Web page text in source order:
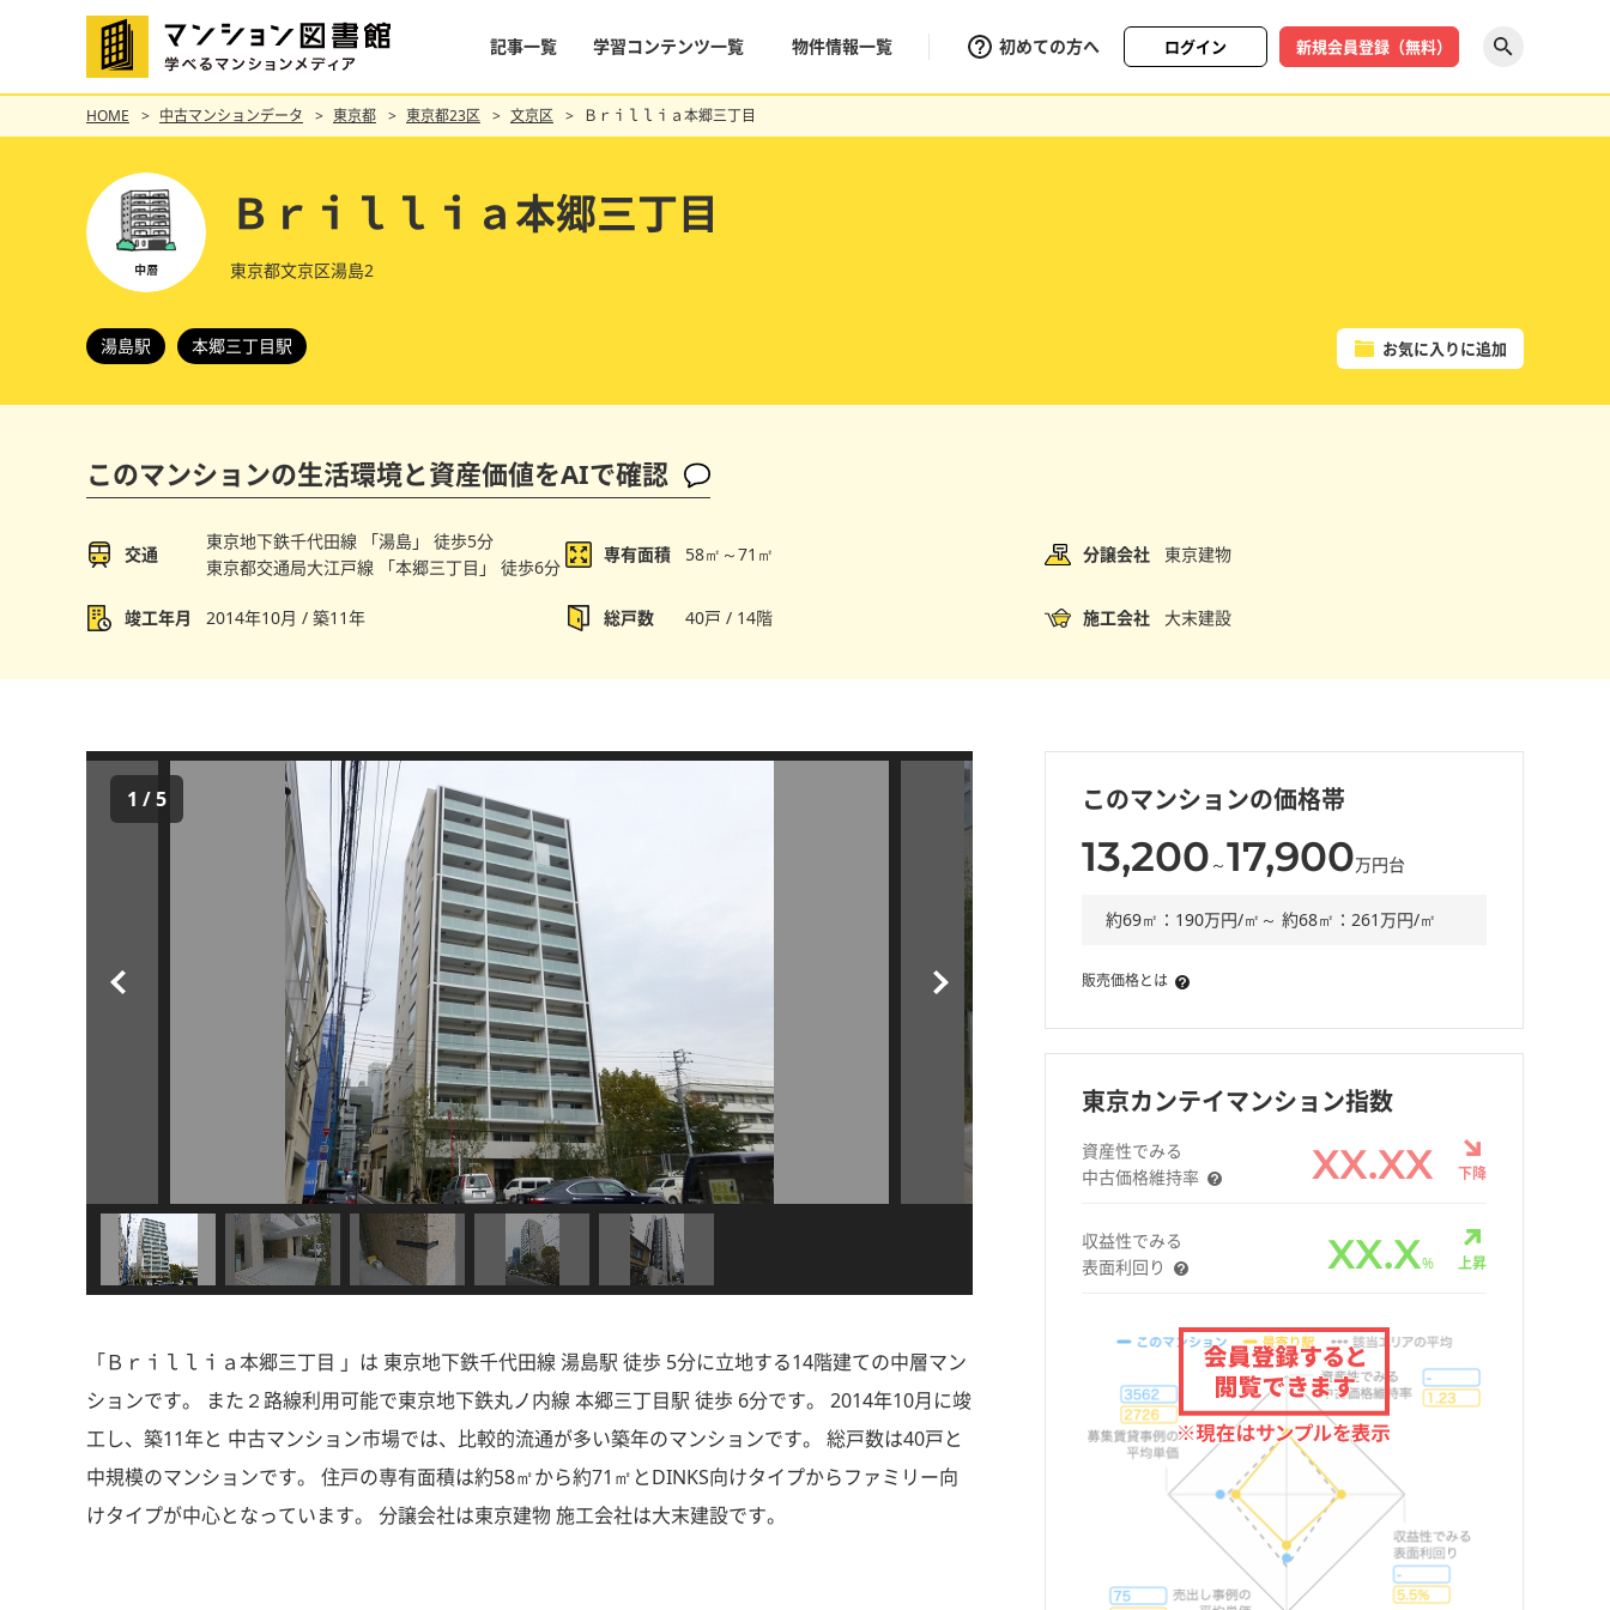
記事一覧 学習コンテンツ一覧 物件情報一覧 初めての方へ ログイン 新規会員登録（無料）
HOME 中古マンションデータ 東京都 東京都23区 文京区 Ｂｒｉｌｌｉａ本郷三丁目
Ｂｒｉｌｌｉａ本郷三丁目
東京都文京区湯島2
湯島駅 本郷三丁目駅 お気に入りに追加
このマンションの生活環境と資産価値をAIで確認
交通
東京地下鉄千代田線 「湯島」 徒歩5分
東京都交通局大江戸線 「本郷三丁目」 徒歩6分
専有面積 58㎡～71㎡ 分譲会社 東京建物
竣工年月 2014年10月 / 築11年 総戸数 40戸 / 14階 施工会社 大末建設
このマンションの価格帯
13,200 ～17,900万円台
約69㎡：190万円/㎡～ 約68㎡：261万円/㎡
販売価格とは
東京カンテイマンション指数
資産性でみる
中古価格維持率
XX.XX 下降
収益性でみる
表面利回り
XX.X% 上昇
1 /5
「Ｂｒｉｌｌｉａ本郷三丁目 」は 東京地下鉄千代田線 湯島駅 徒歩 5分に立地する14階建ての中層マン
ションです。 また２路線利用可能で東京地下鉄丸ノ内線 本郷三丁目駅 徒歩 6分です。 2014年10月に竣
工し、築11年と 中古マンション市場では、比較的流通が多い築年のマンションです。 総戸数は40戸と
中規模のマンションです。 住戸の専有面積は約58㎡から約71㎡とDINKS向けタイプからファミリー向
けタイプが中心となっています。 分譲会社は東京建物 施工会社は大末建設です。